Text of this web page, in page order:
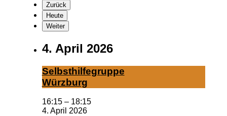
Zurück
Heute
Weiter
4. April 2026
Selbst­hil­fe­grup­pe
Würz­burg
16:15 – 18:15
4. April 2026